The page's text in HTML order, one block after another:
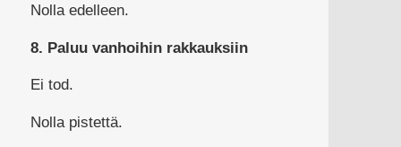
Nolla edelleen.
8. Paluu vanhoihin rakkauksiin
Ei tod.
Nolla pistettä.